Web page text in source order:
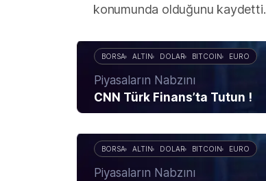
konumunda olduğunu kaydetti.
BORSA ALTIN DOLAR BITCOIN EURO
Piyasaların Nabzını
CNN Türk Finans’ta Tutun !
BORSA ALTIN DOLAR BITCOIN EURO
Piyasaların Nabzını